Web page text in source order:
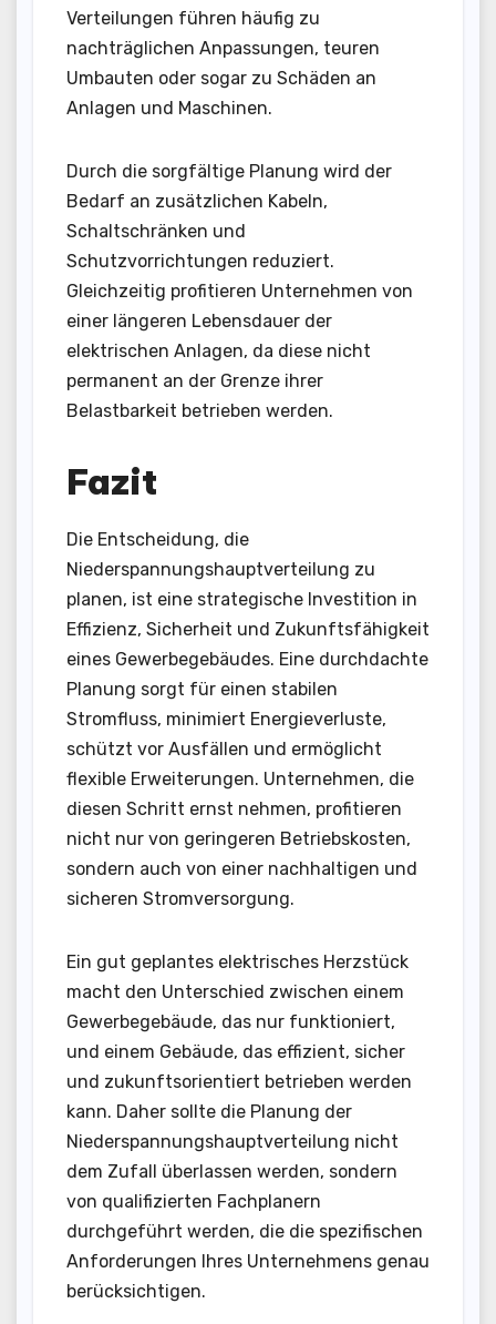
Verteilungen führen häufig zu
nachträglichen Anpassungen, teuren
Umbauten oder sogar zu Schäden an
Anlagen und Maschinen.
Durch die sorgfältige Planung wird der
Bedarf an zusätzlichen Kabeln,
Schaltschränken und
Schutzvorrichtungen reduziert.
Gleichzeitig profitieren Unternehmen von
einer längeren Lebensdauer der
elektrischen Anlagen, da diese nicht
permanent an der Grenze ihrer
Belastbarkeit betrieben werden.
Fazit
Die Entscheidung, die
Niederspannungshauptverteilung zu
planen, ist eine strategische Investition in
Effizienz, Sicherheit und Zukunftsfähigkeit
eines Gewerbegebäudes. Eine durchdachte
Planung sorgt für einen stabilen
Stromfluss, minimiert Energieverluste,
schützt vor Ausfällen und ermöglicht
flexible Erweiterungen. Unternehmen, die
diesen Schritt ernst nehmen, profitieren
nicht nur von geringeren Betriebskosten,
sondern auch von einer nachhaltigen und
sicheren Stromversorgung.
Ein gut geplantes elektrisches Herzstück
macht den Unterschied zwischen einem
Gewerbegebäude, das nur funktioniert,
und einem Gebäude, das effizient, sicher
und zukunftsorientiert betrieben werden
kann. Daher sollte die Planung der
Niederspannungshauptverteilung nicht
dem Zufall überlassen werden, sondern
von qualifizierten Fachplanern
durchgeführt werden, die die spezifischen
Anforderungen Ihres Unternehmens genau
berücksichtigen.